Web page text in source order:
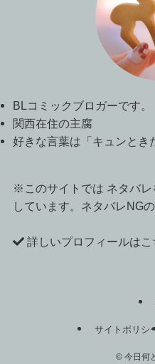
BLコミックブロガーです。
関西在住の主腐
好きな言葉は「キュンとき
※このサイトでは ネタバ
しています。ネタバレNG
詳しいプロフィールはこ
サイトポリシ
©今日何